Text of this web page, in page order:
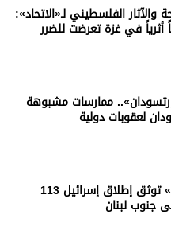
والآثار الفلسطيني لـ«الاتحاد»:
ممارسات مشبوهة
لعقوبات دولية
«اليونيفيل» توثق إطلاق إسرائيل 113
جنوب لبنان